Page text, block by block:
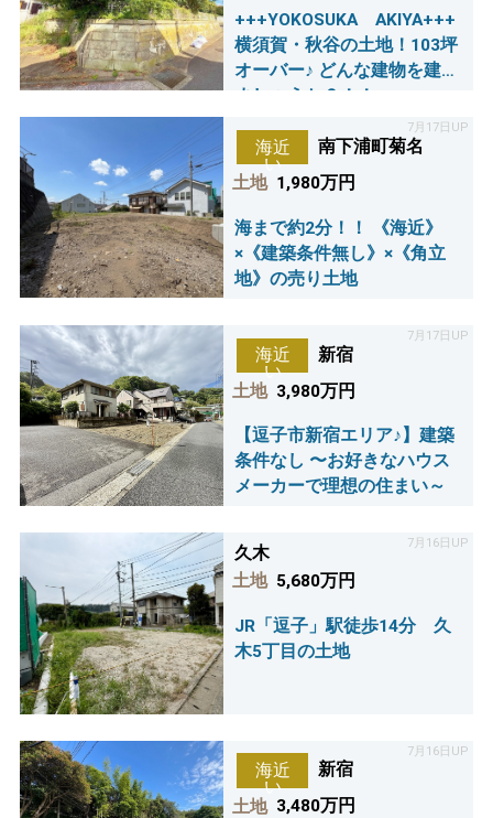
+++YOKOSUKA AKIYA+++
横須賀・秋谷の土地！103坪
オーバー♪ どんな建物を建て
ましょうか？！！
7月17日UP
海近
い
南下浦町菊名
土地 1,980万円
海まで約2分！！ 《海近》
×《建築条件無し》×《角立
地》の売り土地
7月17日UP
海近
い
新宿
土地 3,980万円
【逗子市新宿エリア♪】建築
条件なし 〜お好きなハウス
メーカーで理想の住まい～
7月16日UP
久木
土地 5,680万円
JR「逗子」駅徒歩14分 久
木5丁目の土地
7月16日UP
海近
い
新宿
土地 3,480万円